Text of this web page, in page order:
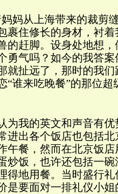
妈从上海带来的裁剪
裹住修长的身材，衬
的赶脚。设身处地想
勇气吗？如今的我答
就扯远了，那时的我
“谁来吃晚餐”的那位超
为我的英文和声音有
进出各个饭店也包括
午餐，然而在北京饭店
炒饭，也许还包括一
得地用餐。当时盛行
是要面对一排礼仪小